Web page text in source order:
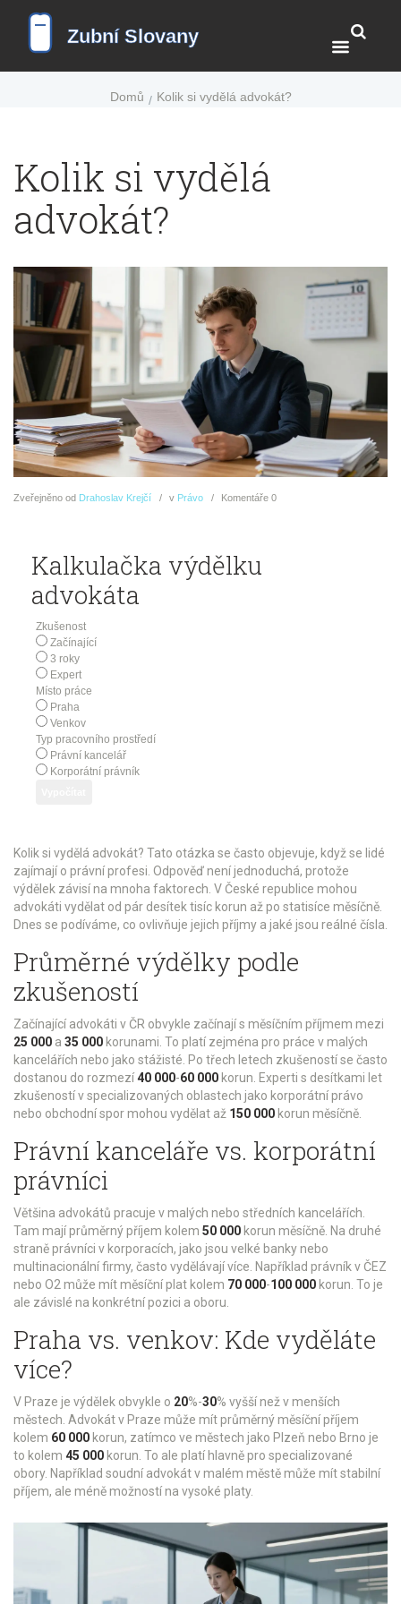
Domů Kolik si vydělá advokát?
Kolik si vydělá
advokát?
Zveřejněno od Drahoslav Krejčí v Právo Komentáře 0
Kalkulačka výdělku
advokáta
Zkušenost
Začínající
3 roky
Expert
Místo práce
Praha
Venkov
Typ pracovního prostředí
Právní kancelář
Korporátní právník
Kolik si vydělá advokát? Tato otázka se často objevuje, když se lidé
zajímají o právní profesi. Odpověď není jednoduchá, protože
výdělek závisí na mnoha faktorech. V České republice mohou
advokáti vydělat od pár desítek tisíc korun až po statisíce měsíčně.
Dnes se podíváme, co ovlivňuje jejich příjmy a jaké jsou reálné čísla.
Průměrné výdělky podle
zkušeností
Začínající advokáti v ČR obvykle začínají s měsíčním příjmem mezi
25 000 a 35 000 korunami. To platí zejména pro práce v malých
kancelářích nebo jako stážisté. Po třech letech zkušeností se často
dostanou do rozmezí40 000-60 000 korun. Experti s desítkami let
zkušeností v specializovaných oblastech jako korporátní právo
nebo obchodní spor mohou vydělat až 150 000 korun měsíčně.
Právní kanceláře vs. korporátní
právníci
Většina advokátů pracuje v malých nebo středních kancelářích.
Tam mají průměrný příjem kolem 50 000 korun měsíčně. Na druhé
straně právníci v korporacích, jako jsou velké banky nebo
multinacionální firmy, často vydělávají více. Například právník v ČEZ
nebo O2 může mít měsíční plat kolem 70 000-100 000 korun. To je
ale závislé na konkrétní pozici a oboru.
Praha vs. venkov: Kde vyděláte
více?
V Praze je výdělek obvykle o 20%-30% vyšší než v menších
městech. Advokát v Praze může mít průměrný měsíční příjem
kolem 60 000 korun, zatímco ve městech jako Plzeň nebo Brno je
to kolem 45 000 korun. To ale platí hlavně pro specializované
obory. Například soudní advokát v malém městě může mít stabilní
příjem, ale méně možností na vysoké platy.